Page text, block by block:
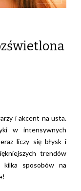
i akcent na usta.
w intensywnych
liczy się błysk i
trendów
kilka sposobów na